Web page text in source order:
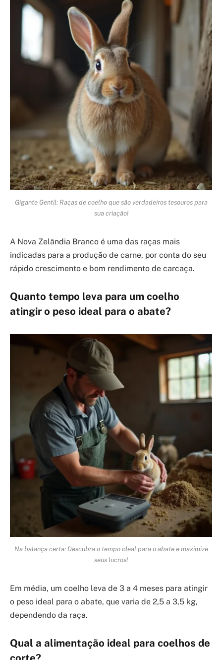
Gigante Gentil: Raças de coelho que são verdadeiros tesouros para
sua criação!
A Nova Zelândia Branco é uma das raças mais
indicadas para a produção de carne, por conta do seu
rápido crescimento e bom rendimento de carcaça.
Quanto tempo leva para um coelho
atingir o peso ideal para o abate?
Na balança certa: Descubra o tempo ideal para o abate e maximize
seus lucros!
Em média, um coelho leva de 3 a 4 meses para atingir
o peso ideal para o abate, que varia de 2,5 a 3,5 kg,
dependendo da raça.
Qual a alimentação ideal para coelhos de